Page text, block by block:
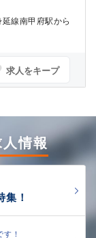
線南甲府駅から
求人をキープ
情報
！
！